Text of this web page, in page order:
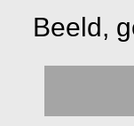
Beeld,